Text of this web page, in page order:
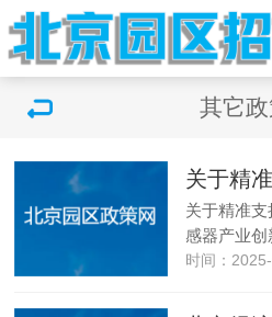
其它
关于精准
感器产业创
时间：